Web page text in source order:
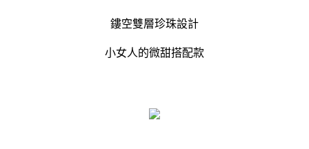
鏤空雙層珍珠設計
小女人的微甜搭配款